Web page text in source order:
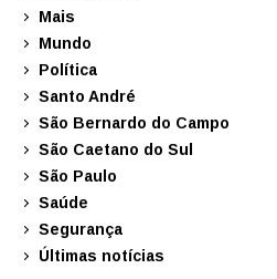
Mais
Mundo
Política
Santo André
São Bernardo do Campo
São Caetano do Sul
São Paulo
Saúde
Segurança
Últimas notícias